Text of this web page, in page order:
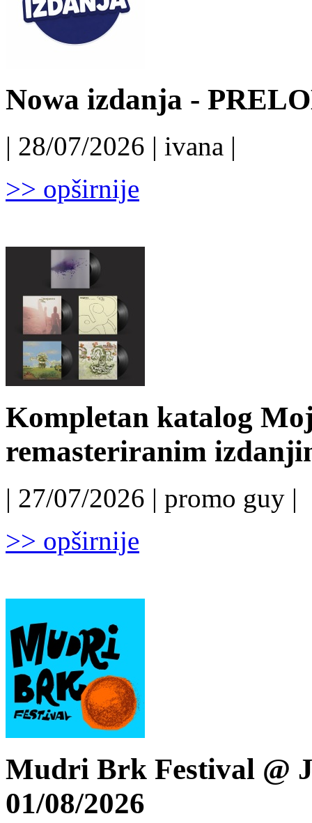
Nowa izdanja -
| 28/07/2026 | ivana |
>> opširnije
Kompletan katalog
remasteriranim
| 27/07/2026 | promo guy |
>> opširnije
Mudri Brk Festival @
01/08/2026